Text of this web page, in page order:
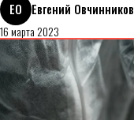
ЕО
Евгений Овчинников
16 марта 2023